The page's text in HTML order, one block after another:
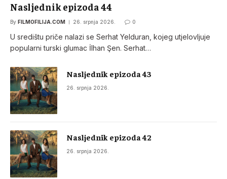
Nasljednik epizoda 44
By FILMOFILIJA.COM 26. srpnja 2026. 0
U središtu priče nalazi se Serhat Yelduran, kojeg utjelovljuje
popularni turski glumac İlhan Şen. Serhat…
Nasljednik epizoda 43
26. srpnja 2026.
Nasljednik epizoda 42
26. srpnja 2026.